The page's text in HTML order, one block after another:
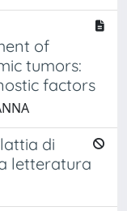
of
tumors:
factors
di
letteratura